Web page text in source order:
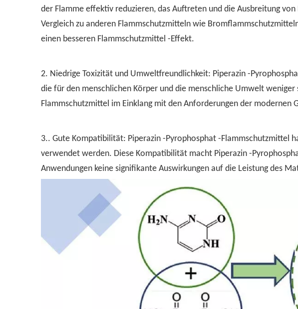
der Flamme effektiv reduzieren, das Auftreten und die Ausbreitung
Vergleich zu anderen Flammschutzmitteln wie
einen besseren Flammschutzmittel -Effekt.
2. Niedrige Toxizität und Umweltfreundlichkeit: Piperazin -
die für den menschlichen Körper und die menschliche Umwelt
Flammschutzmittel im Einklang mit den Anforderungen der
3.. Gute Kompatibilität: Piperazin -Pyrophosphat -Flammschutzmittel
verwendet werden. Diese Kompatibilität macht Piperazin -
Anwendungen keine signifikante Auswirkungen auf die Leistung des